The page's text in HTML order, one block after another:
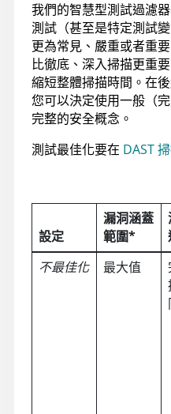
我們的智慧型測試過濾
測試（甚至是特定測試
更為常見、嚴重或者重
比徹底、深入掃描更重
縮短整體掃描時間。在
您可以決定使用一般（
完整的安全概念。
測試最佳化要在 DAST
設定
漏洞涵蓋
範圍*
不最佳化
最大值